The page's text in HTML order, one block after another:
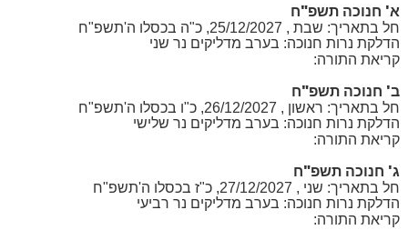
א' חנוכה תשפ"ח
חל בתאריך: שבת , 25/12/2027, כ"ה בכסלו ה'תשפ"ח
הדלקת נרות חנוכה: בערב מדליקים נר שני
קריאת התורה:
ב' חנוכה תשפ"ח
חל בתאריך: ראשון , 26/12/2027, כ"ו בכסלו ה'תשפ"ח
הדלקת נרות חנוכה: בערב מדליקים נר שלישי
קריאת התורה:
ג' חנוכה תשפ"ח
חל בתאריך: שני , 27/12/2027, כ"ז בכסלו ה'תשפ"ח
הדלקת נרות חנוכה: בערב מדליקים נר רביעי
קריאת התורה: